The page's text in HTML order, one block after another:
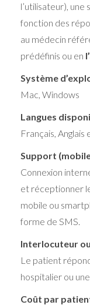
l’utilisateur), une
fonction des
au médecin
prédéfinis ou en
Système
Mac, Windows
Langues
Français, Anglais
Support
Connexion
et réceptionner
mobile ou
forme de SMS.
Interlocuteur
Le patient
hospitalier ou
Coût par